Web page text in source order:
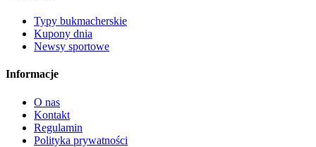
Typy bukmacherskie
Kupony dnia
Newsy sportowe
Informacje
O nas
Kontakt
Regulamin
Polityka prywatności